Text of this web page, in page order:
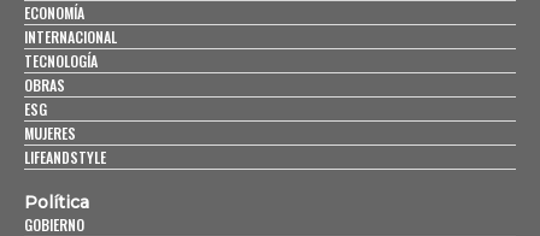
ECONOMÍA
INTERNACIONAL
TECNOLOGÍA
OBRAS
ESG
MUJERES
LIFEANDSTYLE
Política
GOBIERNO